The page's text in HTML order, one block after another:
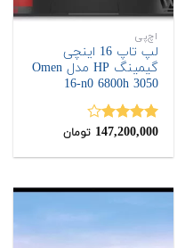
اچ‌پی
لپ تاپ 16 اینچی
گیمینگ HP مدل Omen
16-n0 6800h 3050
نمره
147,200,000 تومان